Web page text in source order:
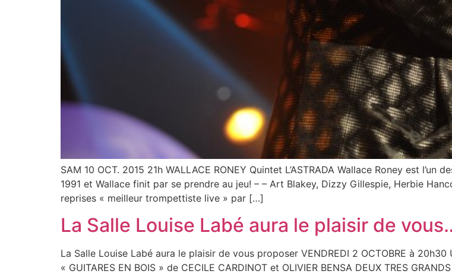
SAM 10 OCT. 2015 21h WALLACE RONEY Quintet L’ASTRADA Wallace Roney est
1991 et Wallace finit par se prendre au jeu! – – Art Blakey, Dizzy Gillespie, Herbie
reprises « meilleur trompettiste live » par […]
La Salle Louise Labé aura le plaisir de
La Salle Louise Labé aura le plaisir de vous proposer VENDREDI 2 OCTOBRE à 20h30
« GUITARES EN BOIS » de CECILE CARDINOT et OLIVIER BENSA DEUX TRES